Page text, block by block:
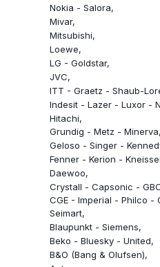
Nokia - Salora
Mivar
Mitsubishi
Loewe
LG - Goldstar
JVC
ITT - Graetz - Shaub-
Indesit - Lazer - Luxor -
Hitachi
Grundig - Metz - Minerva
Geloso - Singer -
Fenner - Kerion -
Daewoo
Crystall - Capsonic -
CGE - Imperial - Philco -
Seimart
Blaupunkt - Siemens
Beko - Bluesky - United
B&O (Bang & Olufsen)